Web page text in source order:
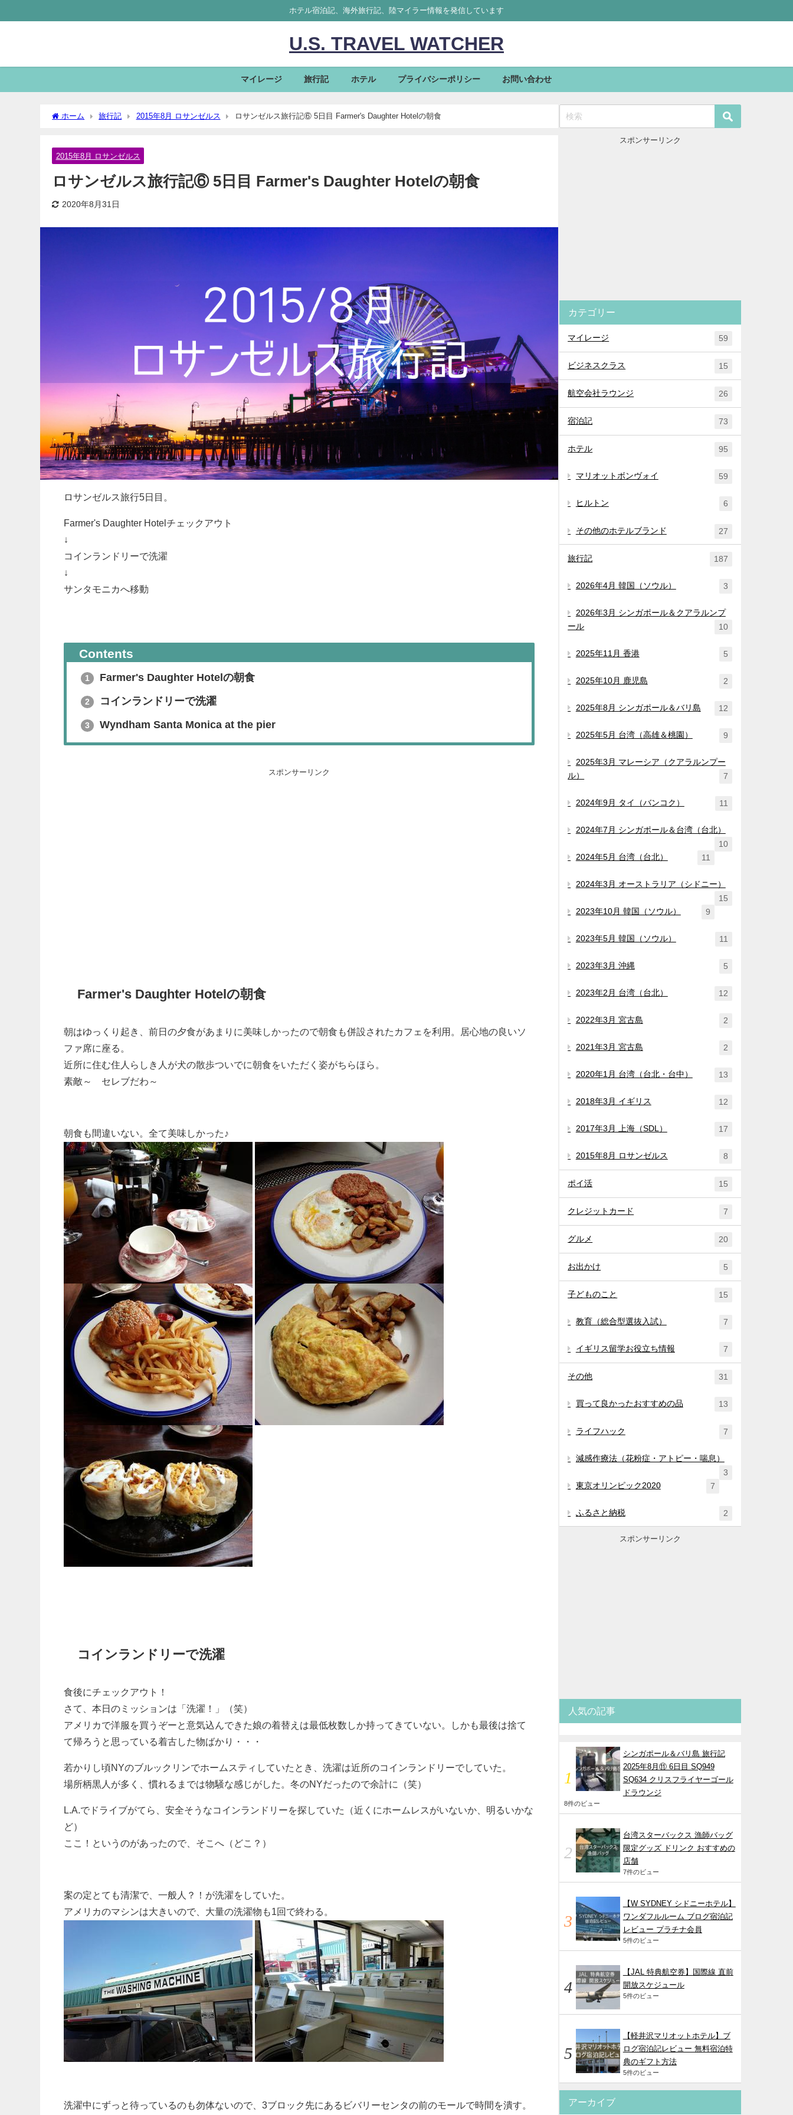
ホテル宿泊記、海外旅行記、陸マイラー情報を発信しています
U.S. TRAVEL WATCHER
マイレージ 旅行記 ホテル プライバシーポリシー お問い合わせ
ホーム 旅行記 2015年8月 ロサンゼルス ロサンゼルス旅行記⑥ 5日目 Farmer's Daughter Hotelの朝食
2015年8月 ロサンゼルス
ロサンゼルス旅行記⑥ 5日目 Farmer's Daughter Hotelの朝食
2020年8月31日
ロサンゼルス旅行5日目。
Farmer's Daughter Hotelチェックアウト
↓
コインランドリーで洗濯
↓
サンタモニカへ移動
Contents
1 Farmer's Daughter Hotelの朝食
2 コインランドリーで洗濯
3 Wyndham Santa Monica at the pier
スポンサーリンク
Farmer's Daughter Hotelの朝食
朝はゆっくり起き、前日の夕食があまりに美味しかったので朝食も併設されたカフェを利用。居心地の良いソ
ファ席に座る。
近所に住む住人らしき人が犬の散歩ついでに朝食をいただく姿がちらほら。
素敵～ セレブだわ～
朝食も間違いない。全て美味しかった♪
コインランドリーで洗濯
食後にチェックアウト！
さて、本日のミッションは「洗濯！」（笑）
アメリカで洋服を買うぞーと意気込んできた娘の着替えは最低枚数しか持ってきていない。しかも最後は捨て
て帰ろうと思っている着古した物ばかり・・・
若かりし頃NYのブルックリンでホームスティしていたとき、洗濯は近所のコインランドリーでしていた。
場所柄黒人が多く、慣れるまでは物騒な感じがした。冬のNYだったので余計に（笑）
L.A.でドライブがてら、安全そうなコインランドリーを探していた（近くにホームレスがいないか、明るいかな
ど）
ここ！というのがあったので、そこへ（どこ？）
案の定とても清潔で、一般人？！が洗濯をしていた。
アメリカのマシンは大きいので、大量の洗濯物も1回で終わる。
洗濯中にずっと待っているのも勿体ないので、3ブロック先にあるビバリーセンタの前のモールで時間を潰す。
スポンサーリンク
カテゴリー
マイレージ 59
ビジネスクラス 15
航空会社ラウンジ 26
宿泊記 73
ホテル 95
マリオットボンヴォイ 59
ヒルトン 6
その他のホテルブランド 27
旅行記 187
2026年4月 韓国（ソウル） 3
2026年3月 シンガポール＆クアラルンプ
ール
10
2025年11月 香港 5
2025年10月 鹿児島 2
2025年8月 シンガポール＆バリ島 12
2025年5月 台湾（高雄＆桃園） 9
2025年3月 マレーシア（クアラルンプー
ル）
7
2024年9月 タイ（バンコク） 11
2024年7月 シンガポール＆台湾（台北）
10
2024年5月 台湾（台北）
11
2024年3月 オーストラリア（シドニー）
15
2023年10月 韓国（ソウル）
9
2023年5月 韓国（ソウル） 11
2023年3月 沖縄 5
2023年2月 台湾（台北） 12
2022年3月 宮古島 2
2021年3月 宮古島 2
2020年1月 台湾（台北・台中） 13
2018年3月 イギリス 12
2017年3月 上海（SDL） 17
2015年8月 ロサンゼルス 8
ポイ活 15
クレジットカード 7
グルメ 20
お出かけ 5
子どものこと 15
教育（総合型選抜入試） 7
イギリス留学お役立ち情報 7
その他 31
買って良かったおすすめの品 13
ライフハック 7
減感作療法（花粉症・アトピー・喘息）
3
東京オリンピック2020
7
ふるさと納税 2
スポンサーリンク
人気の記事
シンガポール＆バリ島 旅行記
2025年8月⑪ 6日目 SQ949
SQ634 クリスフライヤーゴール
ドラウンジ
8件のビュー
台湾スターバックス 漁師バッグ
限定グッズ ドリンク おすすめの
店舗
7件のビュー
【W SYDNEY シドニーホテル】
ワンダフルルーム ブログ宿泊記
レビュー プラチナ会員
5件のビュー
【JAL 特典航空券】国際線 直前
開放スケジュール
5件のビュー
【軽井沢マリオットホテル】ブ
ログ宿泊記レビュー 無料宿泊特
典のギフト方法
5件のビュー
アーカイブ